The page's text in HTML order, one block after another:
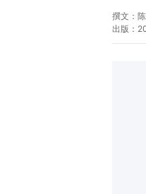
撰文：
出版：